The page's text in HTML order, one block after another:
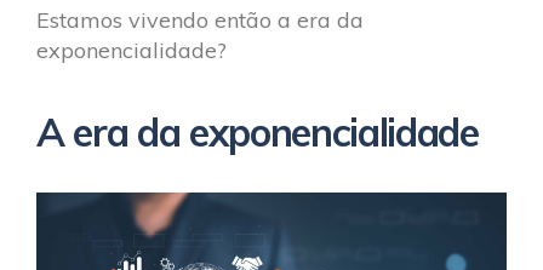
Estamos vivendo então a era da
exponencialidade?
A era da exponencialidade